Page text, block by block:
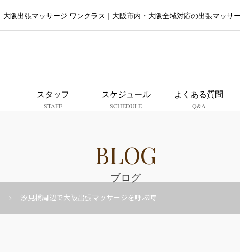
大阪出張マッサージ ワンクラス｜大阪市内・大阪全域対応の出張マッサ
スタッフ
STAFF
スケジュール
SCHEDULE
よくある質問
Q&A
BLOG
ブログ
汐見橋周辺で大阪出張マッサージを呼ぶ時